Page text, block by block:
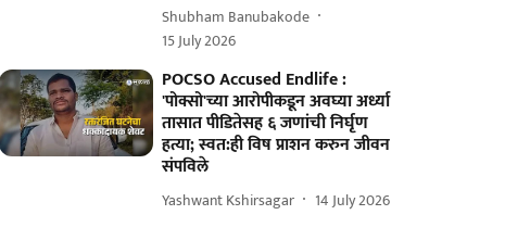
Shubham Banubakode
15 July 2026
POCSO Accused Endlife :
'पोक्सो'च्या आरोपीकडून अवघ्या अर्ध्या
तासात पीडितेसह ६ जणांची निर्घृण
हत्या; स्वत:ही विष प्राशन करुन जीवन
संपविले
Yashwant Kshirsagar 14 July 2026